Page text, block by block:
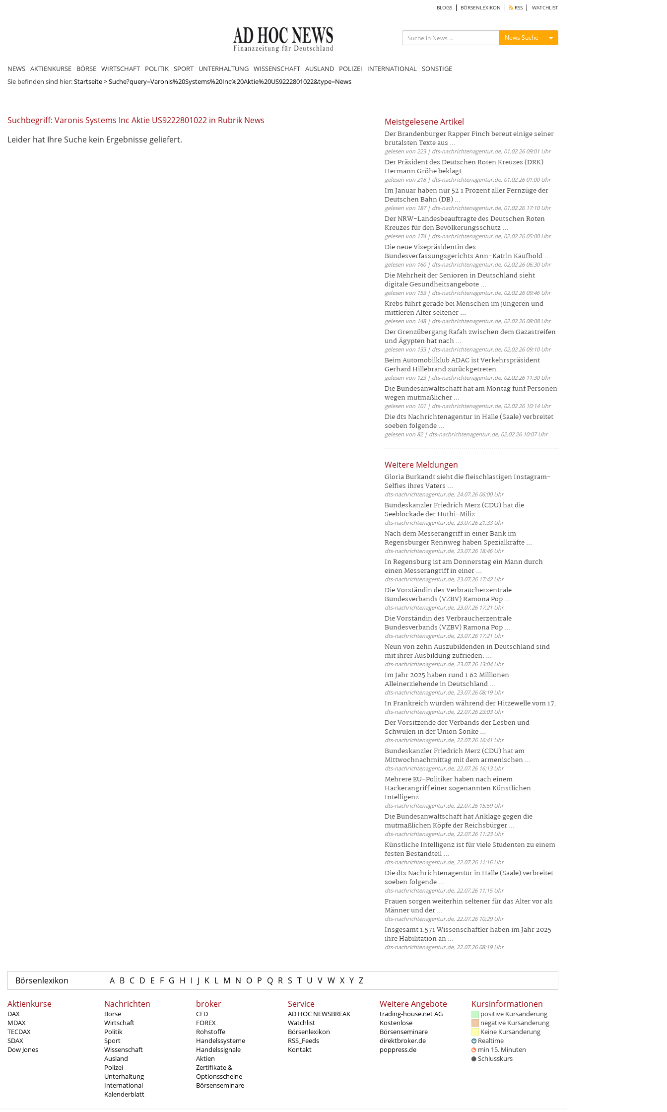
BLOGS BÖRSENLEXIKON RSS WATCHLIST
News Suche Menü ein-/ausblenden
NEWS AKTIENKURSE BÖRSE WIRTSCHAFT POLITIK SPORT UNTERHALTUNG WISSENSCHAFT AUSLAND POLIZEI INTERNATIONAL SONSTIGE
Sie befinden sind hier:Startseite>Suche?query=Varonis%20Systems%20Inc%20Aktie%20US9222801022&type=News
Suchbegriff: Varonis Systems Inc Aktie US9222801022 in Rubrik News
Leider hat Ihre Suche kein Ergebnisse geliefert.
Meistgelesene Artikel
Der Brandenburger Rapper Finch bereut einige seiner
brutalsten Texte aus ...
gelesen von 223 | dts-nachrichtenagentur.de, 01.02.26 09:01 Uhr
Der Präsident des Deutschen Roten Kreuzes (DRK)
Hermann Gröhe beklagt ...
gelesen von 218 | dts-nachrichtenagentur.de, 01.02.26 01:00 Uhr
Im Januar haben nur 52 1 Prozent aller Fernzüge der
Deutschen Bahn (DB) ...
gelesen von 187 | dts-nachrichtenagentur.de, 01.02.26 17:10 Uhr
Der NRW-Landesbeauftragte des Deutschen Roten
Kreuzes für den Bevölkerungsschutz ...
gelesen von 174 | dts-nachrichtenagentur.de, 02.02.26 05:00 Uhr
Die neue Vizepräsidentin des
Bundesverfassungsgerichts Ann-Katrin Kaufhold ...
gelesen von 160 | dts-nachrichtenagentur.de, 02.02.26 06:30 Uhr
Die Mehrheit der Senioren in Deutschland sieht
digitale Gesundheitsangebote ...
gelesen von 153 | dts-nachrichtenagentur.de, 02.02.26 09:46 Uhr
Krebs führt gerade bei Menschen im jüngeren und
mittleren Alter seltener ...
gelesen von 148 | dts-nachrichtenagentur.de, 02.02.26 08:08 Uhr
Der Grenzübergang Rafah zwischen dem Gazastreifen
und Ägypten hat nach ...
gelesen von 133 | dts-nachrichtenagentur.de, 02.02.26 09:10 Uhr
Beim Automobilklub ADAC ist Verkehrspräsident
Gerhard Hillebrand zurückgetreten. ...
gelesen von 123 | dts-nachrichtenagentur.de, 02.02.26 11:30 Uhr
Die Bundesanwaltschaft hat am Montag fünf Personen
wegen mutmaßlicher ...
gelesen von 101 | dts-nachrichtenagentur.de, 02.02.26 10:14 Uhr
Die dts Nachrichtenagentur in Halle (Saale) verbreitet
soeben folgende ...
gelesen von 82 | dts-nachrichtenagentur.de, 02.02.26 10:07 Uhr
Weitere Meldungen
Gloria Burkandt sieht die fleischlastigen Instagram-
Selfies ihres Vaters ...
dts-nachrichtenagentur.de, 24.07.26 06:00 Uhr
Bundeskanzler Friedrich Merz (CDU) hat die
Seeblockade der Huthi-Miliz ...
dts-nachrichtenagentur.de, 23.07.26 21:33 Uhr
Nach dem Messerangriff in einer Bank im
Regensburger Rennweg haben Spezialkräfte ...
dts-nachrichtenagentur.de, 23.07.26 18:46 Uhr
In Regensburg ist am Donnerstag ein Mann durch
einen Messerangriff in einer ...
dts-nachrichtenagentur.de, 23.07.26 17:42 Uhr
Die Vorständin des Verbraucherzentrale
Bundesverbands (VZBV) Ramona Pop ...
dts-nachrichtenagentur.de, 23.07.26 17:21 Uhr
Die Vorständin des Verbraucherzentrale
Bundesverbands (VZBV) Ramona Pop ...
dts-nachrichtenagentur.de, 23.07.26 17:21 Uhr
Neun von zehn Auszubildenden in Deutschland sind
mit ihrer Ausbildung zufrieden. ...
dts-nachrichtenagentur.de, 23.07.26 13:04 Uhr
Im Jahr 2025 haben rund 1 62 Millionen
Alleinerziehende in Deutschland ...
dts-nachrichtenagentur.de, 23.07.26 08:19 Uhr
In Frankreich wurden während der Hitzewelle vom 17.
dts-nachrichtenagentur.de, 22.07.26 23:03 Uhr
Der Vorsitzende der Verbands der Lesben und
Schwulen in der Union Sönke ...
dts-nachrichtenagentur.de, 22.07.26 16:41 Uhr
Bundeskanzler Friedrich Merz (CDU) hat am
Mittwochnachmittag mit dem armenischen ...
dts-nachrichtenagentur.de, 22.07.26 16:13 Uhr
Mehrere EU-Politiker haben nach einem
Hackerangriff einer sogenannten Künstlichen
Intelligenz ...
dts-nachrichtenagentur.de, 22.07.26 15:59 Uhr
Die Bundesanwaltschaft hat Anklage gegen die
mutmaßlichen Köpfe der Reichsbürger ...
dts-nachrichtenagentur.de, 22.07.26 11:23 Uhr
Künstliche Intelligenz ist für viele Studenten zu einem
festen Bestandteil ...
dts-nachrichtenagentur.de, 22.07.26 11:16 Uhr
Die dts Nachrichtenagentur in Halle (Saale) verbreitet
soeben folgende ...
dts-nachrichtenagentur.de, 22.07.26 11:15 Uhr
Frauen sorgen weiterhin seltener für das Alter vor als
Männer und der ...
dts-nachrichtenagentur.de, 22.07.26 10:29 Uhr
Insgesamt 1.571 Wissenschaftler haben im Jahr 2025
ihre Habilitation an ...
dts-nachrichtenagentur.de, 22.07.26 08:19 Uhr
Börsenlexikon A B C D E F G H I J K L M N O P Q R S T U V W X Y Z
Aktienkurse
DAX
MDAX
TECDAX
SDAX
Dow Jones
Nachrichten
Börse
Wirtschaft
Politik
Sport
Wissenschaft
Ausland
Polizei
Unterhaltung
International
Kalenderblatt
broker
CFD
FOREX
Rohstoffe
Handelssysteme
Handelssignale
Aktien
Zertifikate &
Optionsscheine
Börsenseminare
Service
AD HOC NEWSBREAK
Watchlist
Börsenlexikon
RSS_Feeds
Kontakt
Weitere Angebote
trading-house.net AG
Kostenlose
Börsenseminare
direktbroker.de
poppress.de
Kursinformationen
positive Kursänderung
negative Kursänderung
Keine Kursänderung
Realtime
min 15. Minuten
Schlusskurs